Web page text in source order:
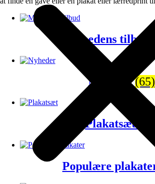
Månedens tilbud
Nyheder(65)
Plakatsæt
Populære